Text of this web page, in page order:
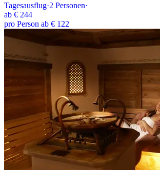
Tagesausflug·2 Personen·
ab € 244
pro Person ab € 122